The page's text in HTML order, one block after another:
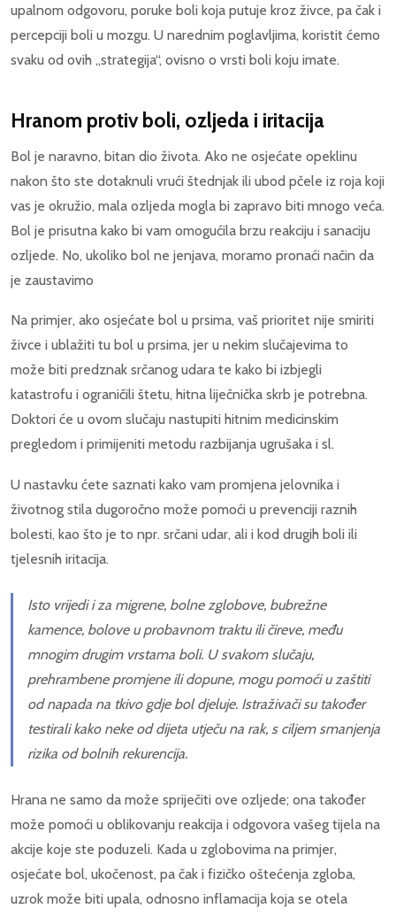
upalnom odgovoru, poruke boli koja putuje kroz živce, pa čak i
percepciji boli u mozgu. U narednim poglavljima, koristit ćemo
svaku od ovih „strategija“, ovisno o vrsti boli koju imate.
Hranom protiv boli, ozljeda i iritacija
Bol je naravno, bitan dio života. Ako ne osjećate opeklinu
nakon što ste dotaknuli vrući štednjak ili ubod pčele iz roja koji
vas je okružio, mala ozljeda mogla bi zapravo biti mnogo veća.
Bol je prisutna kako bi vam omogućila brzu reakciju i sanaciju
ozljede. No, ukoliko bol ne jenjava, moramo pronaći način da
je zaustavimo
Na primjer, ako osjećate bol u prsima, vaš prioritet nije smiriti
živce i ublažiti tu bol u prsima, jer u nekim slučajevima to
može biti predznak srčanog udara te kako bi izbjegli
katastrofu i ograničili štetu, hitna liječnička skrb je potrebna.
Doktori će u ovom slučaju nastupiti hitnim medicinskim
pregledom i primijeniti metodu razbijanja ugrušaka i sl.
U nastavku ćete saznati kako vam promjena jelovnika i
životnog stila dugoročno može pomoći u prevenciji raznih
bolesti, kao što je to npr. srčani udar, ali i kod drugih boli ili
tjelesnih iritacija.
Isto vrijedi i za migrene, bolne zglobove, bubrežne
kamence, bolove u probavnom traktu ili čireve, među
mnogim drugim vrstama boli. U svakom slučaju,
prehrambene promjene ili dopune, mogu pomoći u zaštiti
od napada na tkivo gdje bol djeluje. Istraživači su također
testirali kako neke od dijeta utječu na rak, s ciljem smanjenja
rizika od bolnih rekurencija.
Hrana ne samo da može spriječiti ove ozljede; ona također
može pomoći u oblikovanju reakcija i odgovora vašeg tijela na
akcije koje ste poduzeli. Kada u zglobovima na primjer,
osjećate bol, ukočenost, pa čak i fizičko oštećenja zgloba,
uzrok može biti upala, odnosno inflamacija koja se otela